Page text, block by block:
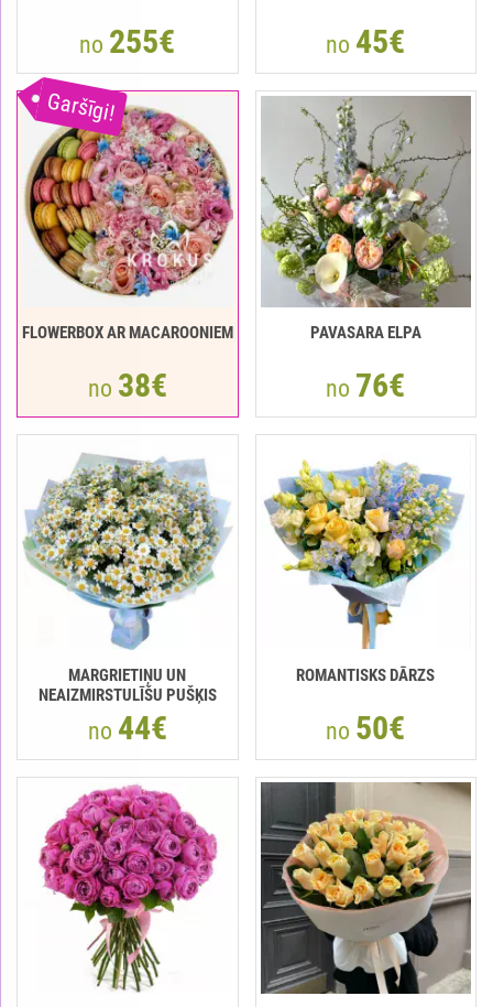
no 255€ no 45€
Garšīgi!
FLOWERBOX AR MACAROONIEM
no 38€
PAVASARA ELPA
no 76€
MARGRIETIŅU UN
NEAIZMIRSTULĪŠU PUŠĶIS
no 44€
ROMANTISKS DĀRZS
no 50€